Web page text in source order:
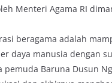
Menteri Agama RI
beragama adalah
daya manusia dengan
Baruna Dusun